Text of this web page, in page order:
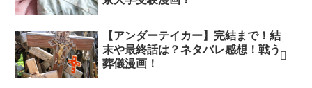
【アンダーテイカー】完結まで！結
末や最終話は？ネタバレ感想！戦う
葬儀漫画！